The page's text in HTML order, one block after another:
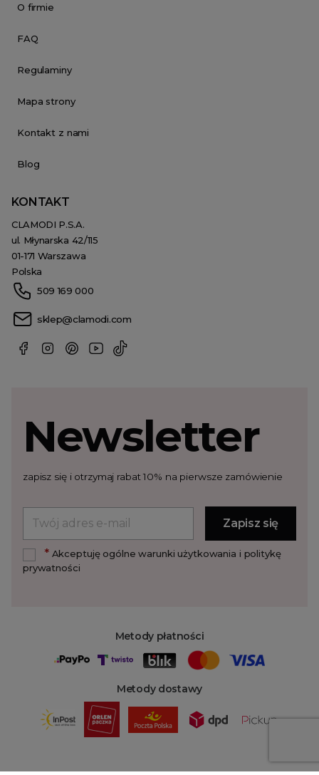
O firmie
FAQ
Regulaminy
Mapa strony
Kontakt z nami
Blog
KONTAKT
CLAMODI P.S.A.
ul. Młynarska 42/115
01-171 Warszawa
Polska
509 169 000
sklep@clamodi.com
Metody płatności
Metody dostawy
Newsletter
zapisz się i otrzymaj rabat 10% na pierwsze zamówienie
*Akceptuję ogólne warunki użytkowania i politykę
prywatności